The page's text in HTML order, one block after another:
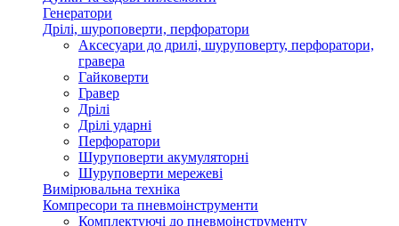
Генератори
Дрілі, шуроповерти, перфоратори
Аксесуари до дрилі, шуруповерту, перфоратори,
гравера
Гайковерти
Гравер
Дрілі
Дрілі ударні
Перфоратори
Шуруповерти акумуляторні
Шуруповерти мережеві
Вимірювальна техніка
Компресори та пневмоінструменти
Комплектуючі до пневмоінструменту